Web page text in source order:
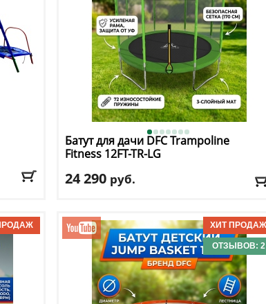
Батут для дачи DFCTrampoline
Fitness 12FT-TR-LG
24 290 руб.
Макс. нагрузка: 150 кг
Максимальный вес пользователя: 150 кг
Размер, футы: 12
Доставка:БЕСПЛАТНО, 2-3 дня
ОТЗЫВОВ: 2